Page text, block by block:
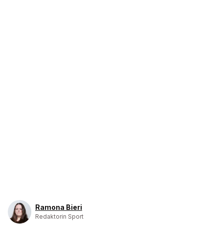
Ramona Bieri
Redaktorin Sport